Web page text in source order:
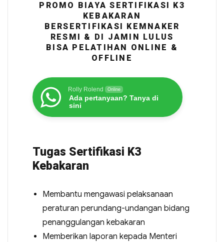
PROMO BIAYA SERTIFIKASI K3
KEBAKARAN
BERSERTIFIKASI KEMNAKER
RESMI & DI JAMIN LULUS
BISA PELATIHAN ONLINE &
OFFLINE
Rolly Rolend Online
Ada pertanyaan? Tanya di
sini
Tugas Sertifikasi K3
Kebakaran
Membantu mengawasi pelaksanaan
peraturan perundang-undangan bidang
penanggulangan kebakaran
Memberikan laporan kepada Menteri